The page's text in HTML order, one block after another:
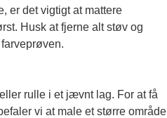
er det vigtigt at mattere
Husk at fjerne alt støv og
rulle i et jævnt lag. For at få
vi at male et større område